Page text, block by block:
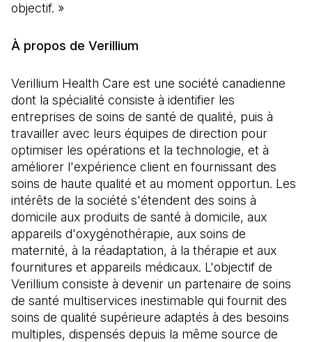
objectif. »
À propos de Verillium
Verillium Health Care est une société canadienne
dont la spécialité consiste à identifier les
entreprises de soins de santé de qualité, puis à
travailler avec leurs équipes de direction pour
optimiser les opérations et la technologie, et à
améliorer l'expérience client en fournissant des
soins de haute qualité et au moment opportun. Les
intérêts de la société s'étendent des soins à
domicile aux produits de santé à domicile, aux
appareils d'oxygénothérapie, aux soins de
maternité, à la réadaptation, à la thérapie et aux
fournitures et appareils médicaux. L'objectif de
Verillium consiste à devenir un partenaire de soins
de santé multiservices inestimable qui fournit des
soins de qualité supérieure adaptés à des besoins
multiples, dispensés depuis la même source de